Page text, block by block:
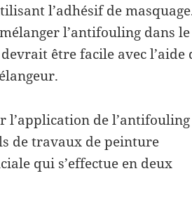
l’adhésif de
l’antifouling dans
être facile avec l’aide
l’application de
de travaux de peinture
qui s’effectue en deux